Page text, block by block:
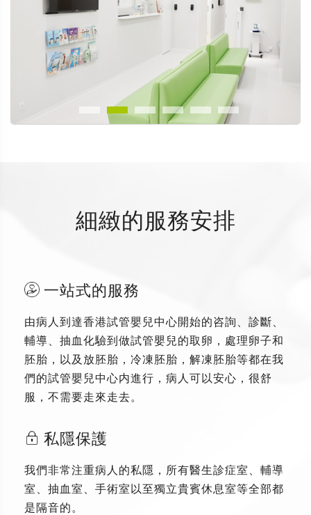
細緻的服務安排
一站式的服務
由病人到達香港試管嬰兒中心開始的咨詢、診斷、
輔導、抽血化驗到做試管嬰兒的取卵，處理卵子和
胚胎，以及放胚胎，冷凍胚胎，解凍胚胎等都在我
們的試管嬰兒中心内進行，病人可以安心，很舒
服，不需要走來走去。
私隱保護
我們非常注重病人的私隱，所有醫生診症室、輔導
室、抽血室、手術室以至獨立貴賓休息室等全部都
是隔音的。